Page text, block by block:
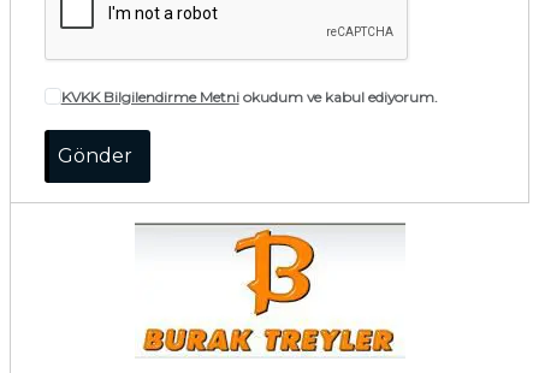
KVKK Bilgilendirme Metniokudum ve kabul ediyorum.